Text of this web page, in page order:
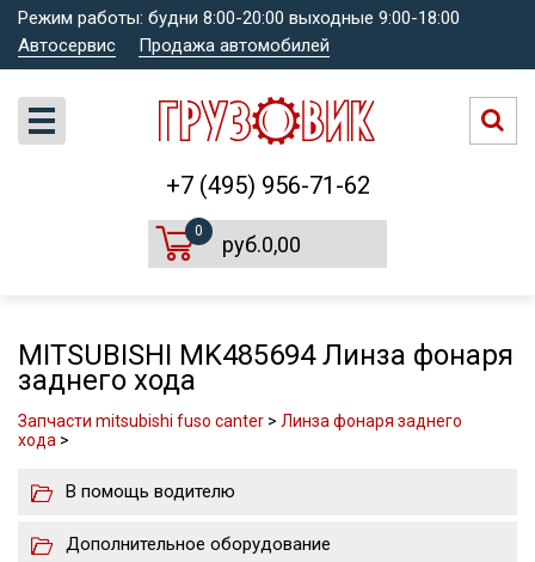
Режим работы: будни 8:00-20:00 выходные 9:00-18:00
Автосервис
Продажа автомобилей
+7 (495) 956-71-62
0
руб.0,00
MITSUBISHI MK485694 Линза фонаря
заднего хода
Запчасти mitsubishi fuso canter > Линза фонаря заднего
хода >
В помощь водителю
Дополнительное оборудование